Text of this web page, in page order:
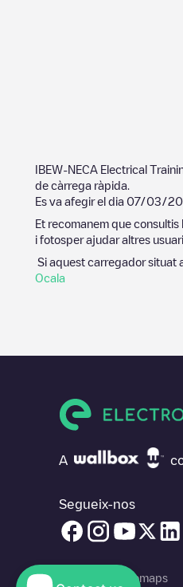
IBEW-NECA Electrical
de càrrega ràpida.
Es va afegir el dia 07/03/
Et recomanem que
i fotosper ajudar altres
Si aquest carregador situat
Ocala
A
Segueix-nos
© 2026 Electromaps